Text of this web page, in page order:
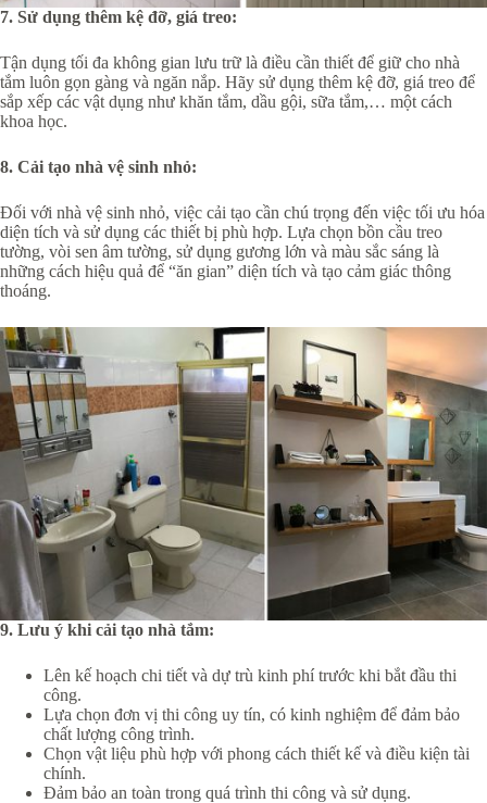
7. Sử dụng thêm kệ đỡ, giá treo:
Tận dụng tối đa không gian lưu trữ là điều cần thiết để giữ cho nhà
tắm luôn gọn gàng và ngăn nắp. Hãy sử dụng thêm kệ đỡ, giá treo để
sắp xếp các vật dụng như khăn tắm, dầu gội, sữa tắm,… một cách
khoa học.
8. Cải tạo nhà vệ sinh nhỏ:
Đối với nhà vệ sinh nhỏ, việc cải tạo cần chú trọng đến việc tối ưu hóa
diện tích và sử dụng các thiết bị phù hợp. Lựa chọn bồn cầu treo
tường, vòi sen âm tường, sử dụng gương lớn và màu sắc sáng là
những cách hiệu quả để “ăn gian” diện tích và tạo cảm giác thông
thoáng.
9. Lưu ý khi cải tạo nhà tắm:
Lên kế hoạch chi tiết và dự trù kinh phí trước khi bắt đầu thi
công.
Lựa chọn đơn vị thi công uy tín, có kinh nghiệm để đảm bảo
chất lượng công trình.
Chọn vật liệu phù hợp với phong cách thiết kế và điều kiện tài
chính.
Đảm bảo an toàn trong quá trình thi công và sử dụng.